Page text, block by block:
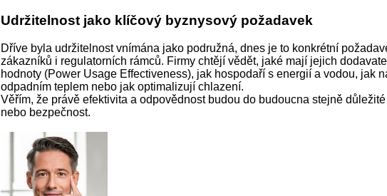
Udržitelnost jako klíčový byznysový požadavek
Dříve byla udržitelnost vnímána jako podružná, dnes je to konkrétní
zákazníků i regulatorních rámců. Firmy chtějí vědět, jaké mají jejich
hodnoty (Power Usage Effectiveness), jak hospodaří s energií a vodou, jak
odpadním teplem nebo jak optimalizují chlazení.
Věřím, že právě efektivita a odpovědnost budou do budoucna stejně
nebo bezpečnost.